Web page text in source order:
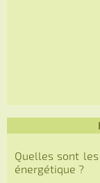
Quelles sont
énergétique ?